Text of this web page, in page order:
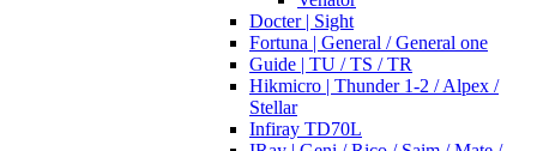
Docter | Sight
Fortuna | General / General one
Guide | TU / TS / TR
Hikmicro | Thunder 1-2 / Alpex /
Stellar
Infiray TD70L